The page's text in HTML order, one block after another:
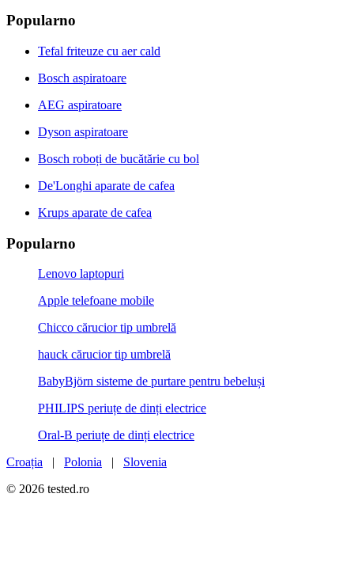
Popularno
Tefal friteuze cu aer cald
Bosch aspiratoare
AEG aspiratoare
Dyson aspiratoare
Bosch roboți de bucătărie cu bol
De'Longhi aparate de cafea
Krups aparate de cafea
Popularno
Lenovo laptopuri
Apple telefoane mobile
Chicco cărucior tip umbrelă
hauck cărucior tip umbrelă
BabyBjörn sisteme de purtare pentru bebeluși
PHILIPS periuțe de dinți electrice
Oral-B periuțe de dinți electrice
Croația | Polonia | Slovenia
© 2026 tested.ro